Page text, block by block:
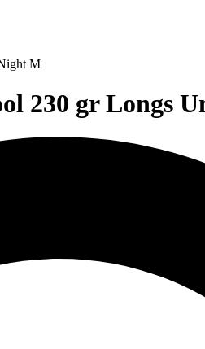
M
230 gr Longs